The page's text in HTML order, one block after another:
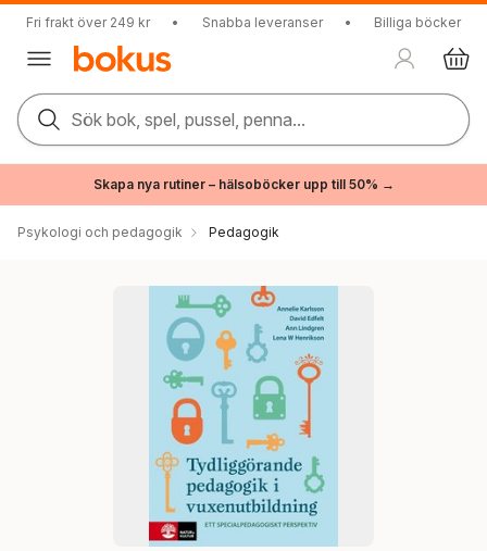
Fri frakt över 249 kr • Snabba leveranser • Billiga böcker
Sök bok, spel, pussel, penna...
Skapa nya rutiner – hälsoböcker upp till 50% →
Psykologi och pedagogik Pedagogik